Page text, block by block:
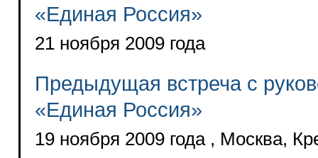
«Единая Россия»
21 ноября 2009 года
Предыдущая встреча с
«Единая Россия»
19 ноября 2009 года , Москва,